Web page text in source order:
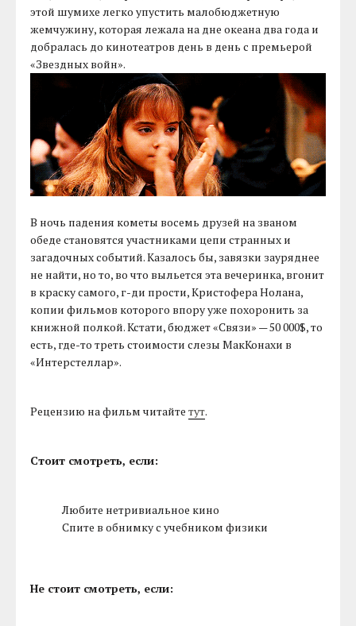
этой шумихе легко упустить малобюджетную
жемчужину, которая лежала на дне океана два года и
добралась до кинотеатров день в день с премьерой
«Звездных войн».
В ночь падения кометы восемь друзей на званом
обеде становятся участниками цепи странных и
загадочных событий. Казалось бы, завязки зауряднее
не найти, но то, во что выльется эта вечеринка, вгонит
в краску самого, г-ди прости, Кристофера Нолана,
копии фильмов которого впору уже похоронить за
книжной полкой. Кстати, бюджет «Связи» — 50 000$, то
есть, где-то треть стоимости слезы МакКонахи в
«Интерстеллар».
Рецензию на фильм читайтетут.
Стоит смотреть, если:
Любите нетривиальное кино
Спите в обнимку с учебником физики
Не стоит смотреть, если: